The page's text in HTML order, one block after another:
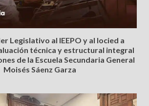
Legislativo al IEEPO y al Iocied a
técnica y estructural integral
de la Escuela Secundaria General
Moisés Sáenz Garza